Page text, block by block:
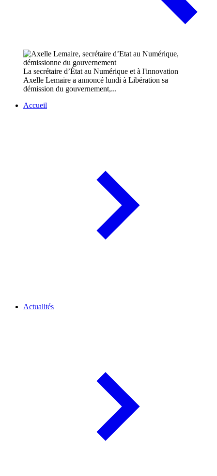
La secrétaire d’État au Numérique et à l'innovation
Axelle Lemaire a annoncé lundi à Libération sa
démission du gouvernement,...
Accueil
Actualités